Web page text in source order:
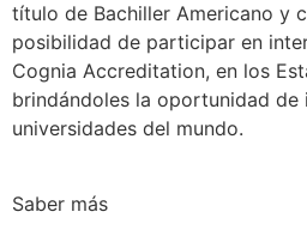
título de Bachiller Americano y
posibilidad de participar en
Cognia Accreditation, en los
brindándoles la oportunidad de
universidades del mundo.
Saber más